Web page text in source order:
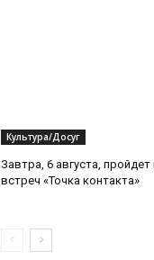
Культура/Досуг
Завтра, 6 августа, пройдет
встреч «Точка контакта»